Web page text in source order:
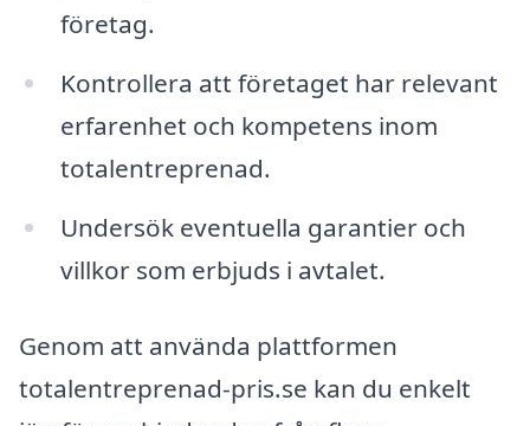
företag.
Kontrollera att företaget har relevant
erfarenhet och kompetens inom
totalentreprenad.
Undersök eventuella garantier och
villkor som erbjuds i avtalet.
Genom att använda plattformen
totalentreprenad-pris.se kan du enkelt